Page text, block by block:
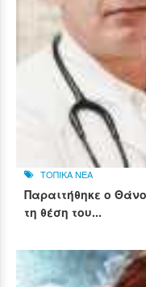
ΤΟΠΙΚΑ ΝΕΑ
Παραιτήθηκε ο
τη θέση του...